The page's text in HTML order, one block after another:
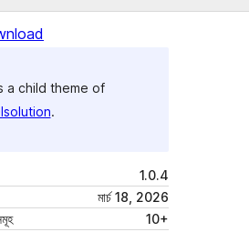
a child theme of
.
1.0.4
মার্চ 18, 2026
10+